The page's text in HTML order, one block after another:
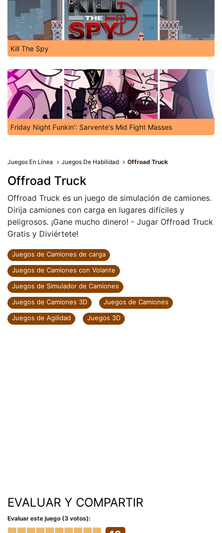
Kill The Spy
Friday Night Funkin': Sarvente's Mid Fight Masses
Juegos En Línea Juegos De Habilidad Offroad Truck
Offroad Truck
Offroad Truck es un juego de simulación de camiones.
Dirija camiones con carga en lugares difíciles y
peligrosos. ¡Gane mucho dinero! - Jugar Offroad Truck
Gratis y Diviértete!
Juegos de Camiones de carga
Juegos de Camiones con Volante
Juegos de Simulador de Camiones
Juegos de Camiones 3D
Juegos de Camiones
Juegos de Agilidad
Juegos 3D
EVALUAR Y COMPARTIR
Evaluar este juego (3 votos):